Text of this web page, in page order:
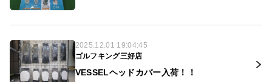
2025.12.01 19:04:45
ゴルフキング三好店
VESSELヘッドカバー入荷！！